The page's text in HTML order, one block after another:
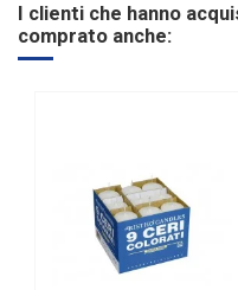
Tipologia candele
Riordinabile
I clienti che hanno
comprato anche: